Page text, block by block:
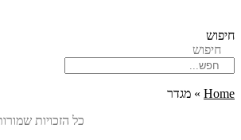
חיפוש
חיפוש
Home
» מגדר
כל הזכויות